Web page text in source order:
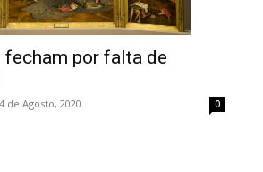
fecham por falta de
de Agosto, 2020 0